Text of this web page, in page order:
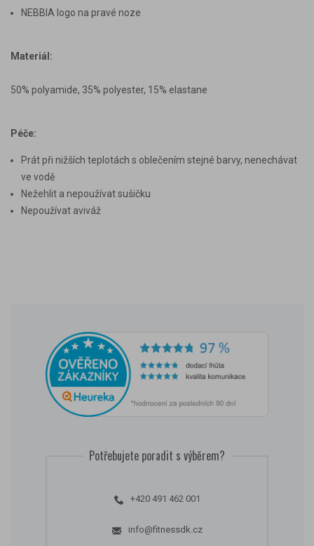
NEBBIA logo na pravé noze
Materiál:
50% polyamide, 35% polyester, 15% elastane
Péče:
Prát při nižších teplotách s oblečením stejné barvy, nenechávat
ve vodě
Nežehlit a nepoužívat sušičku
Nepoužívat aviváž
Potřebujete poradit s výběrem?
+420 491 462 001
info@fitnessdk.cz